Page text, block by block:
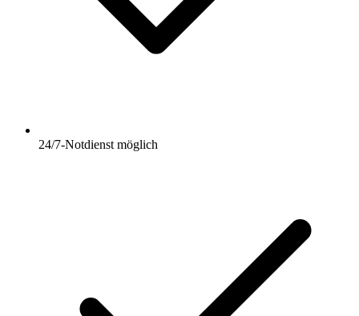
24/7-Notdienst möglich